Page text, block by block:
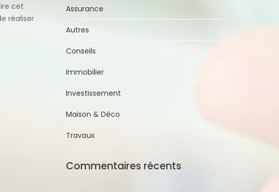
cet
réaliser
Assurance
Autres
Conseils
Immobilier
Investissement
Maison & Déco
Travaux
Commentaires récents